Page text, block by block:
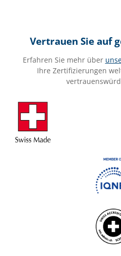
Vertrauen Sie auf
Erfahren Sie mehr über
Ihre Zertifizierungen